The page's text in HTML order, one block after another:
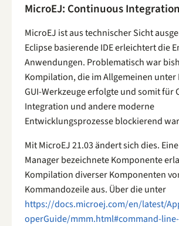
MicroEJ: Continuous
MicroEJ ist aus technischer Sicht
Eclipse basierende IDE erleichtert die
Anwendungen. Problematisch war
Kompilation, die im Allgemeinen unter
GUI-Werkzeuge erfolgte und somit für
Integration und andere moderne
Entwicklungsprozesse blockierend
Mit MicroEJ 21.03 ändert sich dies.
Manager bezeichnete Komponente
Kompilation diverser Komponenten
Kommandozeile aus. Über die unter
https://docs.microej.com/en/latest/
operGuide/mmm.html#command-